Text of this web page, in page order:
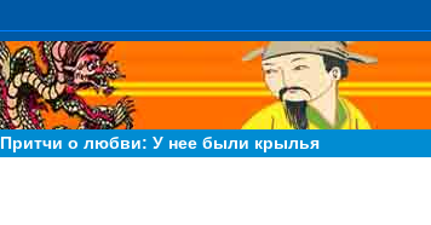
Притчи о любви: У нее были крылья